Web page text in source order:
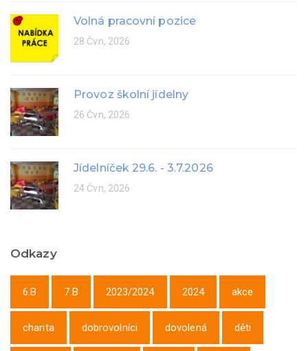
Volná pracovní pozice
28 Čvn, 2026
Provoz školní jídelny
26 Čvn, 2026
Jídelníček 29.6. - 3.7.2026
24 Čvn, 2026
Odkazy
6.B 7.B 2023/2024 2024 akce
charita dobrovolníci dovolená děti